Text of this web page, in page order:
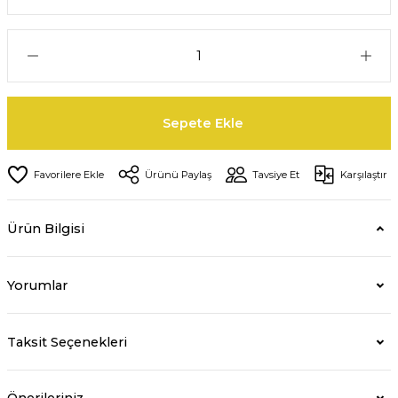
Sepete Ekle
Ürünü Paylaş Tavsiye Et Karşılaştır
Ürün Bilgisi
Yorumlar
Taksit Seçenekleri